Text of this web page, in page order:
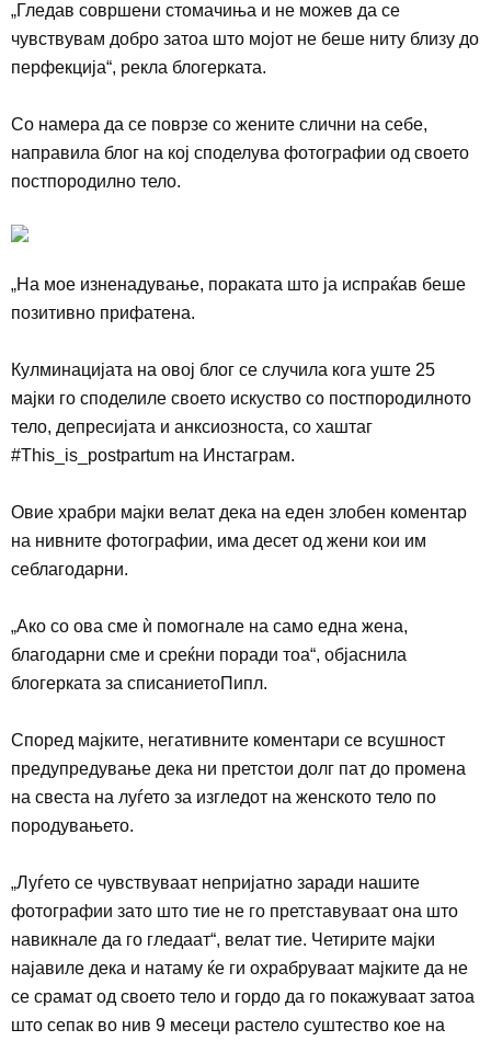
„Гледав совршени стомачиња и не можев да се
чувствувам добро затоа што мојот не беше ниту близу до
перфекција“, рекла блогерката.
Со намера да се поврзе со жените слични на себе,
направила блог на кој споделува фотографии од своето
постпородилно тело.
„На мое изненадување, пораката што ја испраќав беше
позитивно прифатена.
Кулминацијата на овој блог се случила кога уште 25
мајки го споделиле своето искуство со постпородилното
тело, депресијата и анксиозноста, со хаштаг
#This_is_postpartum на Инстаграм.
Овие храбри мајки велат дека на еден злобен коментар
на нивните фотографии, има десет од жени кои им
себлагодарни.
„Ако со ова сме ѝ помогнале на само една жена,
благодарни сме и среќни поради тоа“, објаснила
блогерката за списаниетоПипл.
Според мајките, негативните коментари се всушност
предупредување дека ни претстои долг пат до промена
на свеста на луѓето за изгледот на женското тело по
породувањето.
„Луѓето се чувствуваат непријатно заради нашите
фотографии зато што тие не го претставуваат она што
навикнале да го гледаат“, велат тие. Четирите мајки
најавиле дека и натаму ќе ги охрабруваат мајките да не
се срамат од своето тело и гордо да го покажуваат затоа
што сепак во нив 9 месеци растело суштество кое на